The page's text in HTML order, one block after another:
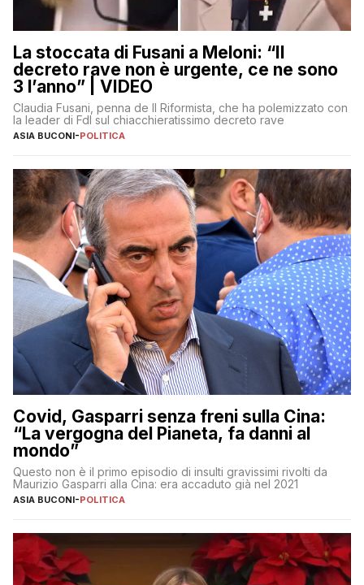
La stoccata di Fusani a Meloni: “Il
decreto rave non è urgente, ce ne sono
3 l’anno” | VIDEO
Claudia Fusani, penna de Il Riformista, che ha polemizzato con
la leader di FdI sul chiacchieratissimo decreto rave
ASIA BUCONI-POLITICA
Covid, Gasparri senza freni sulla Cina:
“La vergogna del Pianeta, fa danni al
mondo”
Questo non è il primo episodio di insulti gravissimi rivolti da
Maurizio Gasparri alla Cina: era accaduto già nel 2021
ASIA BUCONI-POLITICA